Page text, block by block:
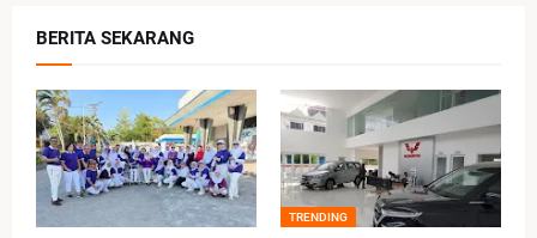
BERITA SEKARANG
TRENDING